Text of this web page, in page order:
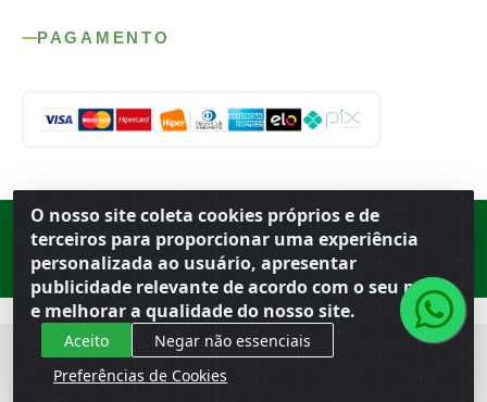
O nosso site coleta cookies próprios e de
terceiros para proporcionar uma experiência
personalizada ao usuário, apresentar
publicidade relevante de acordo com o seu perfil
e melhorar a qualidade do nosso site.
Aceito
Negar não essenciais
Preferências de Cookies
PAGAMENTO
Porto Ferreira ·BR
· CNPJ 56.679.863/0001-91
© 2026 Atacado Ideal